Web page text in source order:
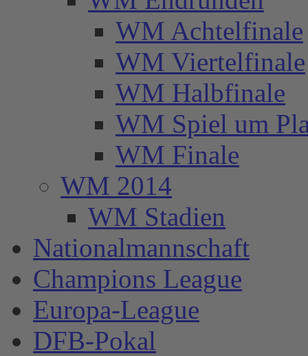
WM Achtelfinale
WM Viertelfinale
WM Halbfinale
WM Spiel um
WM Finale
WM 2014
WM Stadien
Nationalmannschaft
Champions League
Europa-League
DFB-Pokal